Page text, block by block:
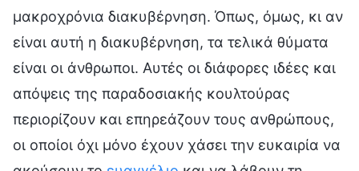
μακροχρόνια διακυβέρνηση. Όπως, όμως, κι αν
είναι αυτή η διακυβέρνηση, τα τελικά θύματα
είναι οι άνθρωποι. Αυτές οι διάφορες ιδέες και
απόψεις της παραδοσιακής κουλτούρας
περιορίζουν και επηρεάζουν τους ανθρώπους,
οι οποίοι όχι μόνο έχουν χάσει την ευκαιρία να